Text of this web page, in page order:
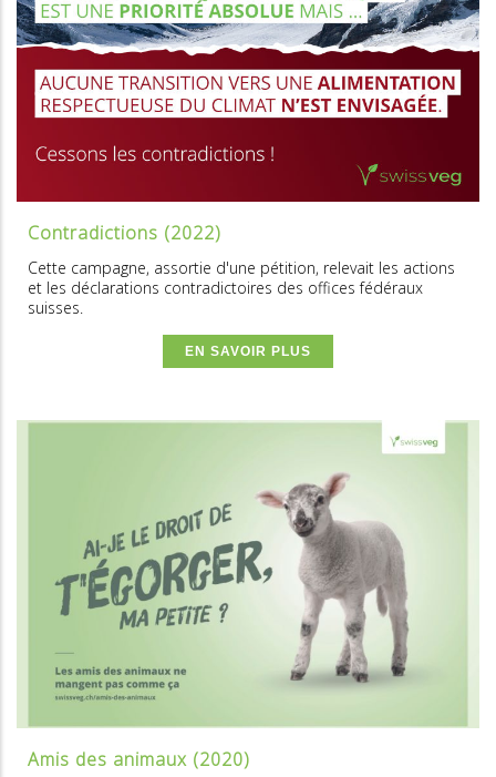
Contradictions (2022)
Cette campagne, assortie d'une pétition, relevait les actions
et les déclarations contradictoires des offices fédéraux
suisses.
EN SAVOIR PLUS
Amis des animaux (2020)